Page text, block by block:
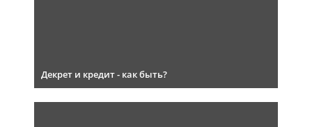
Декрет и кредит - как быть?